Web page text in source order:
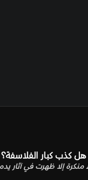
كذب كبار الفلاسفة؟
إلا ظهرت في آثار